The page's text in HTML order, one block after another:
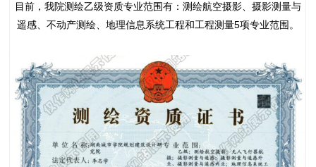
目前，我院测绘乙级资质专业范围有：测绘航空摄影、摄影测量与
遥感、不动产测绘、地理信息系统工程和工程测量5项专业范围。